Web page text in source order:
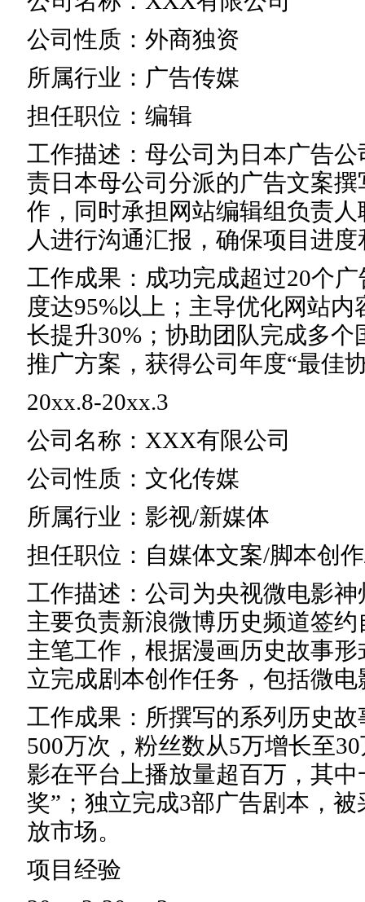
公司性质：外商独资
所属行业：广告传媒
担任职位：编辑
工作描述：母公司为日本广告
责日本母公司分派的广告文案
作，同时承担网站编辑组负责
人进行沟通汇报，确保项目进
工作成果：成功完成超过20个
度达95%以上；主导优化网站
长提升30%；协助团队完成多
推广方案，获得公司年度“最佳
20xx.8-20xx.3
公司名称：XXX有限公司
公司性质：文化传媒
所属行业：影视/新媒体
担任职位：自媒体文案/脚本创
工作描述：公司为央视微电影
主要负责新浪微博历史频道签
主笔工作，根据漫画历史故事
立完成剧本创作任务，包括微
工作成果：所撰写的系列历史
500万次，粉丝数从5万增长至
影在平台上播放量超百万，其
奖”；独立完成3部广告剧本，
放市场。
项目经验